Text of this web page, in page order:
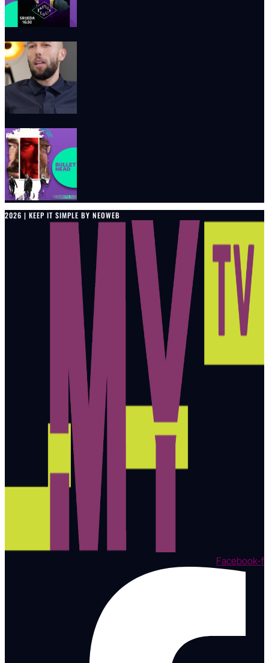
2026 | KEEP IT SIMPLE BY NEOWEB
Facebook-f